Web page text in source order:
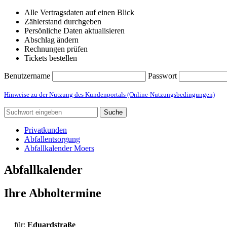
Alle Vertragsdaten auf einen Blick
Zählerstand durchgeben
Persönliche Daten aktualisieren
Abschlag ändern
Rechnungen prüfen
Tickets bestellen
Benutzername Passwort
Hinweise zu der Nutzung des Kundenportals (Online-Nutzungsbedingungen)
Suche
Privatkunden
Abfallentsorgung
Abfallkalender Moers
Abfallkalender
Ihre Abholtermine
für: Eduardstraße